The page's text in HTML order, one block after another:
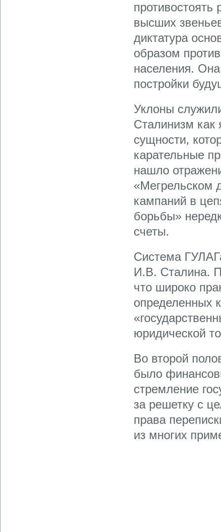
высших
диктатура
образом
населения.
постройки
Уклоны
Сталинизм как
сущности,
карательные
нашло
«Мегрельском
кампаний в
борьбы»
счеты.
Система
И.В. Сталина.
что широко
определенных
юридической
Во второй
было
стремление
за решетку с
права
из многих